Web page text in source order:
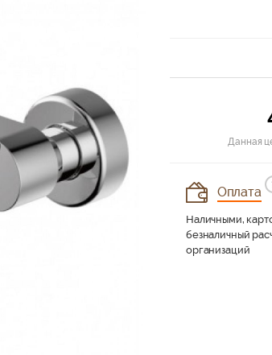
Данная
Оплата
Наличными,
безналичный
организаций